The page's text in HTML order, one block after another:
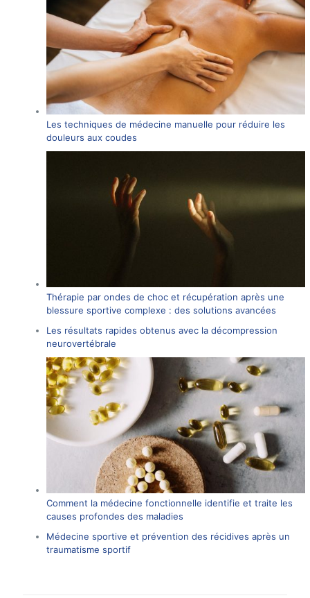
Les techniques de médecine manuelle pour réduire les
douleurs aux coudes
Thérapie par ondes de choc et récupération après une
blessure sportive complexe : des solutions avancées
Les résultats rapides obtenus avec la décompression
neurovertébrale
Comment la médecine fonctionnelle identifie et traite les
causes profondes des maladies
Médecine sportive et prévention des récidives après un
traumatisme sportif